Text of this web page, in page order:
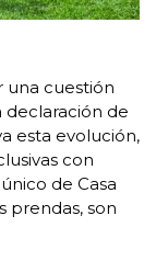
una cuestión
declaración de
esta evolución,
con
de Casa
prendas, son